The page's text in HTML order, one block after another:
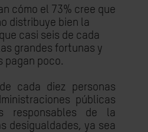
cómo el 73% cree que
distribuye bien la
casi seis de cada
grandes fortunas y
pagan poco.
cada diez personas
públicas
responsables de la
desigualdades, ya sea